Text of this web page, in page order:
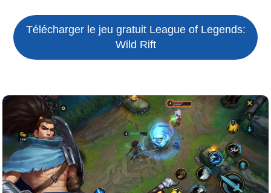
Télécharger le jeu gratuit League of Legends:
Wild Rift